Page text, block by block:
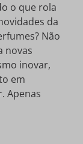
o que rola
da
Não
novas
inovar,
em
Apenas